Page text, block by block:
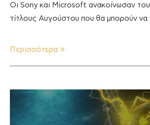
Οι Sony και Microsoft ανακοίνωσαν
τίτλους Αυγούστου που θα μπορούν
Περισσότερα